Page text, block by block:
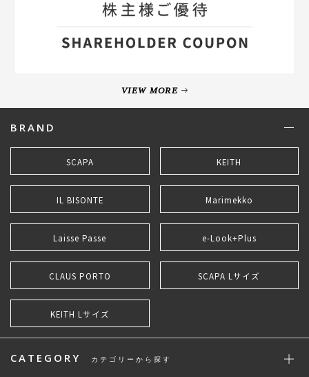
VIEW MORE
BRAND
SCAPA KEITH
IL BISONTE Marimekko
Laisse Passe e-Look+Plus
CLAUS PORTO SCAPA Lサイズ
KEITH Lサイズ
CATEGORY カテゴリーから探す